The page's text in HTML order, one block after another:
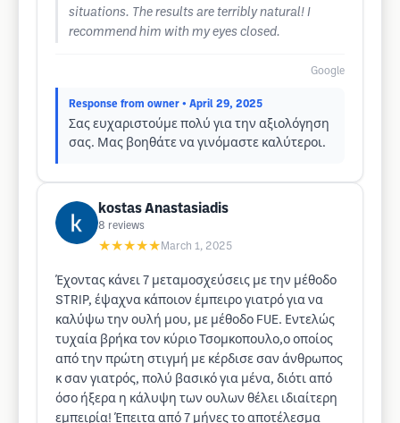
situations. The results are terribly natural! I
recommend him with my eyes closed.
Google
Response from owner • April 29, 2025
Σας ευχαριστούμε πολύ για την αξιολόγηση
σας. Μας βοηθάτε να γινόμαστε καλύτεροι.
kostas Anastasiadis
8 reviews
★★★★★ March 1, 2025
Έχοντας κάνει 7 μεταμοσχεύσεις με την μέθοδο
STRIP, έψαχνα κάποιον έμπειρο γιατρό για να
καλύψω την ουλή μου, με μέθοδο FUE. Εντελώς
τυχαία βρήκα τον κύριο Τσομκοπουλο,ο οποίος
από την πρώτη στιγμή με κέρδισε σαν άνθρωπος
κ σαν γιατρός, πολύ βασικό για μένα, διότι από
όσο ήξερα η κάλυψη των ουλων θέλει ιδιαίτερη
εμπειρία! Έπειτα από 7 μήνες το αποτέλεσμα